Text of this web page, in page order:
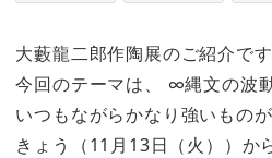
大藪龍二郎作陶展のご紹介で
今回のテーマは、 ∞縄文の
いつもながらかなり強いもの
きょう（11月13日（火））か